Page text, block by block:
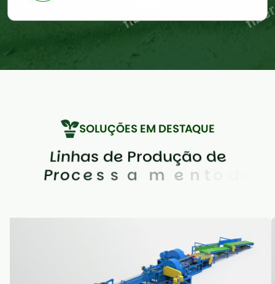
SOLUÇÕES EM DESTAQUE
Linhas de Produção de
Proces same to de F